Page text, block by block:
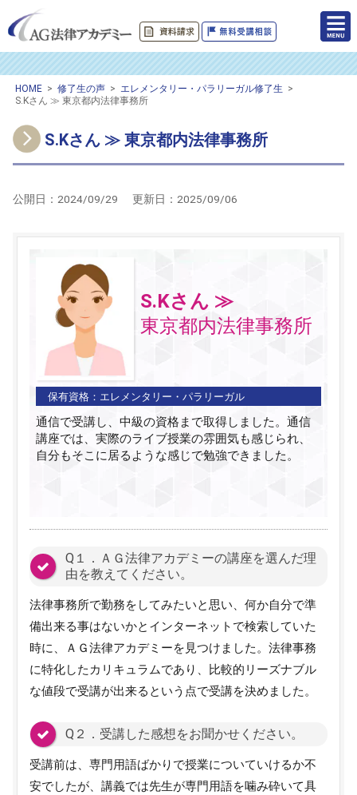
HOME > 修了生の声 > エレメンタリー・パラリーガル修了生 >
S.Kさん ≫ 東京都内法律事務所
S.Kさん ≫ 東京都内法律事務所
公開日： 2024/09/29 更新日： 2025/09/06
S.Kさん ≫
東京都内法律事務所
保有資格： エレメンタリー・パラリーガル
通信で受講し、中級の資格まで取得しました。通信
講座では、実際のライブ授業の雰囲気も感じられ、
自分もそこに居るような感じで勉強できました。
Q１．ＡＧ法律アカデミーの講座を選んだ理
由を教えてください。
法律事務所で勤務をしてみたいと思い、何か自分で準
備出来る事はないかとインターネットで検索していた
時に、ＡＧ法律アカデミーを見つけました。法律事務
に特化したカリキュラムであり、比較的リーズナブル
な値段で受講が出来るという点で受講を決めました。
Q２．受講した感想をお聞かせください。
受講前は、専門用語ばかりで授業についていけるか不
安でしたが、講義では先生が専門用語を噛み砕いて具